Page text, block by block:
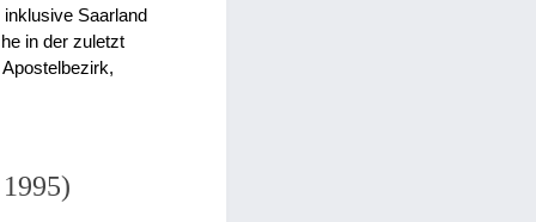
Saarland
in der zuletzt